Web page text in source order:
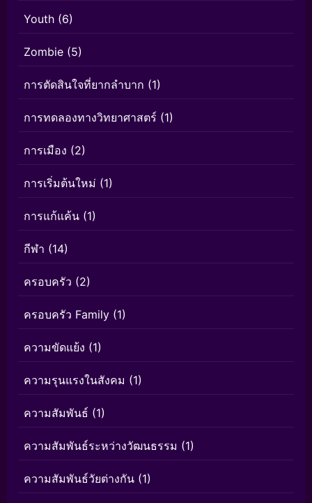
Youth (6)
Zombie (5)
การตัดสินใจที่ยากลำบาก (1)
การทดลองทางวิทยาศาสตร์ (1)
การเมือง (2)
การเริ่มต้นใหม่ (1)
การแก้แค้น (1)
กีฬา (14)
ครอบครัว (2)
ครอบครัว Family (1)
ความขัดแย้ง (1)
ความรุนแรงในสังคม (1)
ความสัมพันธ์ (1)
ความสัมพันธ์ระหว่างวัฒนธรรม (1)
ความสัมพันธ์วัยต่างกัน (1)